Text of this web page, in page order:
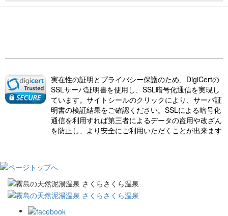
実在性の証明とプライバシー保護のため、DigiCertの
SSLサーバ証明書を使用し、SSL暗号化通信を実現し
ています。サイトシールのクリックにより、サーバ証
明書の検証結果をご確認ください。SSLによる暗号化
通信を利用すれば第三者によるデータの盗用や改ざん
を防止し、より安全にご利用いただくことが出来ます